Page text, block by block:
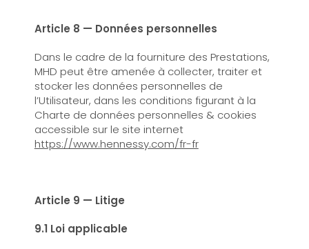
Article 8 — Données personnelles
Dans le cadre de la fourniture des Prestations,
MHD peut être amenée à collecter, traiter et
stocker les données personnelles de
l’Utilisateur, dans les conditions figurant à la
Charte de données personnelles & cookies
accessible sur le site internet
https://www.hennessy.com/fr-fr
Article 9 — Litige
9.1 Loi applicable